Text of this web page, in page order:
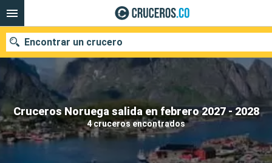
Cruceros Noruega salida en febrero 2027 - 2028
4 cruceros encontrados
Encontrar un crucero
Fecha de salida
Buscar